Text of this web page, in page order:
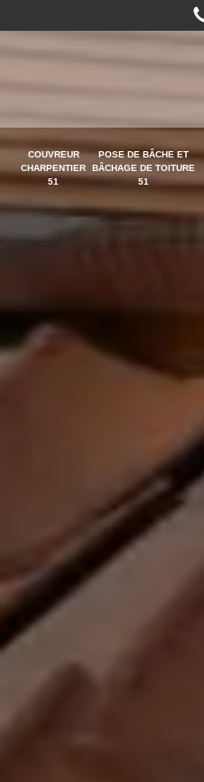
COUVREUR
CHARPENTIER
51
POSE DE BÂCHE ET
BÂCHAGE DE TOITURE
51